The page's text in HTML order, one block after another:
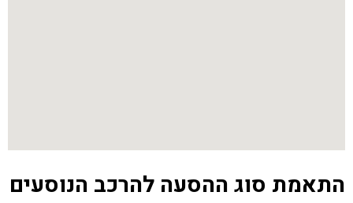
התאמת סוג ההסעה להרכב הנוסעים